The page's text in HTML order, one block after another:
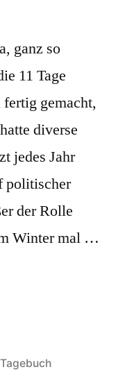
ganz so
11 Tage
gemacht,
diverse
jedes Jahr
politischer
der Rolle
Winter mal …
Veröffentlicht
Tagebuch